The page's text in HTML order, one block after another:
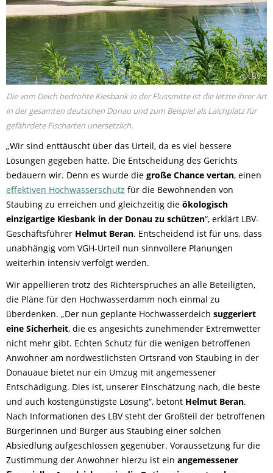
© LBV
Die vom Deich bedrohte Kiesbank in der Flussmitte ist die letzte ihrer Art
in der gesamten deutschen Donau und zum Beispiel als Laichplatz für
gefährdete Fischarten unersetzlich.
„Wir sind enttäuscht über das Urteil, da es viel bessere
Lösungen gegeben hätte. Die Entscheidung des Gerichts
bedauern wir. Denn es wurde die große Chance vertan, einen
effektiven Hochwasserschutz für die Bewohnenden von
Staubing zu erreichen und gleichzeitig die ökologisch
einzigartige Kiesbank in der Donau zu schützen“, erklärt LBV-
Geschäftsführer Helmut Beran. Entscheidend ist für uns, dass
unabhängig vom VGH-Urteil nun sinnvollere Planungen
weiterhin intensiv verfolgt werden.
Wir appellieren trotz des Richterspruches an alle Beteiligten,
die Pläne für den Hochwasserdamm noch einmal zu
überdenken. „Der nun geplante Hochwasserdeich suggeriert
eine Sicherheit, die es angesichts zunehmender Extremwetter
nicht mehr gibt. Echten Schutz für die wenigen betroffenen
Anwohner am nordwestlichsten Ortsrand von Staubing in der
Donauaue bietet nur ein Umzug mit angemessener
Entschädigung. Dies ist, unserer Einschätzung nach, die beste
und auch kostengünstigste Lösung“, betont Helmut Beran.
Nach Informationen des LBV steht der Großteil der betroffenen
Bürgerinnen und Bürger aus Staubing einer solchen
Absiedlung aufgeschlossen gegenüber. Voraussetzung für die
Zustimmung der Anwohner hierzu ist ein angemessener